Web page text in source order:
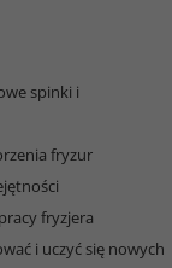
spinki i
fryzur
fryzjera
i uczyć się nowych